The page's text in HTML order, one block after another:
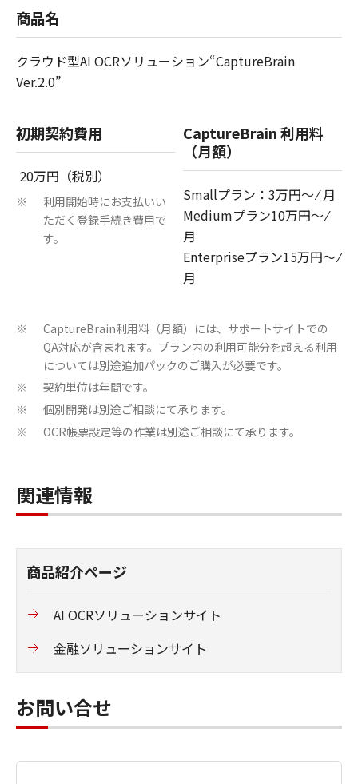
商品名
クラウド型AI OCRソリューション“CaptureBrain
Ver.2.0”
初期契約費用
20万円（税別）
※
利用開始時にお支払いい
ただく登録手続き費用で
す。
CaptureBrain 利用料
（月額）
Smallプラン：3万円～ ⁄ 月
Mediumプラン10万円～ ⁄
月
Enterpriseプラン15万円～ ⁄
月
※
CaptureBrain利用料（月額）には、サポートサイトでの
QA対応が含まれます。プラン内の利用可能分を超える利用
については別途追加パックのご購入が必要です。
※ 契約単位は年間です。
※ 個別開発は別途ご相談にて承ります。
※ OCR帳票設定等の作業は別途ご相談にて承ります。
関連情報
商品紹介ページ
AI OCRソリューションサイト
金融ソリューションサイト
お問い合せ